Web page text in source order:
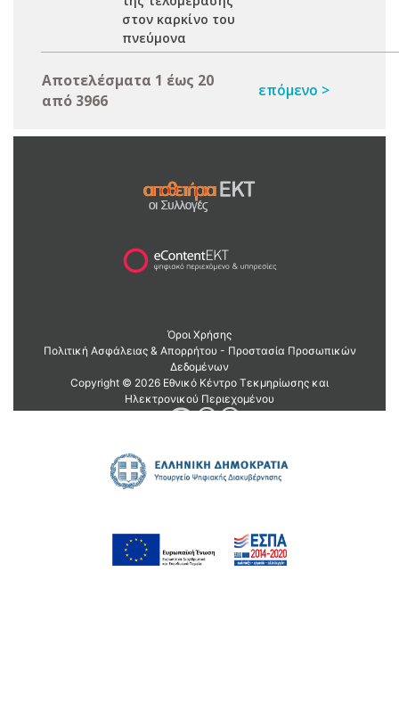
στον καρκίνο του
πνεύμονα
Αποτελέσματα 1 έως 20
από 3966
επόμενο >